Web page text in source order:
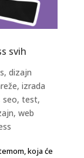
svih
, dizajn
, izrada
seo, test,
, web
koja će